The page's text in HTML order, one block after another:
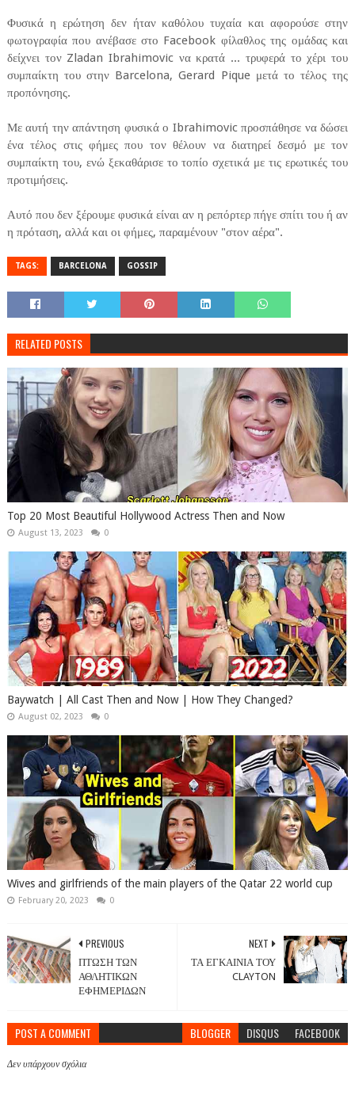
Φυσικά η ερώτηση δεν ήταν καθόλου τυχαία και αφορούσε στην
φωτογραφία που ανέβασε στο Facebook φίλαθλος της ομάδας και
δείχνει τον Zladan Ibrahimovic να κρατά ... τρυφερά το χέρι του
συμπαίκτη του στην Barcelona, Gerard Pique μετά το τέλος της
προπόνησης.
Με αυτή την απάντηση φυσικά ο Ibrahimovic προσπάθησε να δώσει
ένα τέλος στις φήμες που τον θέλουν να διατηρεί δεσμό με τον
συμπαίκτη του, ενώ ξεκαθάρισε το τοπίο σχετικά με τις ερωτικές του
προτιμήσεις.
Αυτό που δεν ξέρουμε φυσικά είναι αν η ρεπόρτερ πήγε σπίτι του ή αν
η πρόταση, αλλά και οι φήμες, παραμένουν "στον αέρα".
TAGS: BARCELONA GOSSIP
RELATED POSTS
Top 20 Most Beautiful Hollywood Actress Then and Now
August 13, 2023 0
Baywatch | All Cast Then and Now | How They Changed?
August 02, 2023 0
Wives and girlfriends of the main players of the Qatar 22 world cup
February 20, 2023 0
NEXT
ΤΑ ΕΓΚΑΙΝΙΑ ΤΟΥ
CLAYTON
PREVIOUS
ΠΤΩΣΗ ΤΩΝ
ΑΘΛΗΤΙΚΩΝ
ΕΦΗΜΕΡΙΔΩΝ
POST A COMMENT BLOGGER DISQUS FACEBOOK
Δεν υπάρχουν σχόλια